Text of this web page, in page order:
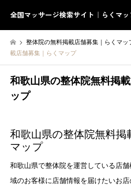
全国マッサージ検索サイト｜らくマッ
整体院の無料掲載店舗募集｜らくマッ
載店舗募集｜らくマップ
和歌山県の整体院無料掲
ップ
和歌山県の整体院無料掲
マップ
和歌山県で整体院を運営している店
域のお客様に店舗情報を届けたいお